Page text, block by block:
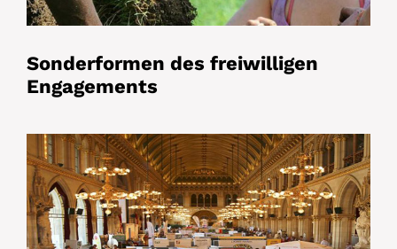
Sonderformen des freiwilligen
Engagements